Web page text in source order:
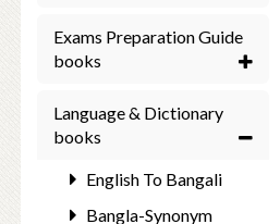
Exams Preparation Guide
books
Language & Dictionary
books
English To Bangali
Bangla-Synonym